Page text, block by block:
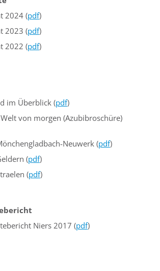
2024 (pdf)
2023 (pdf)
2022 (pdf)
im Überblick (pdf)
von morgen (Azubibroschüre)
Neuwerk (pdf)
(pdf)
(pdf)
Niers 2017 (pdf)